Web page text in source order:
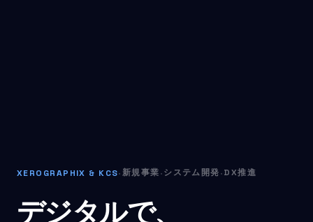
XEROGRAPHIX & KCS·新規事業·システム開発·DX推進
デジタルで、